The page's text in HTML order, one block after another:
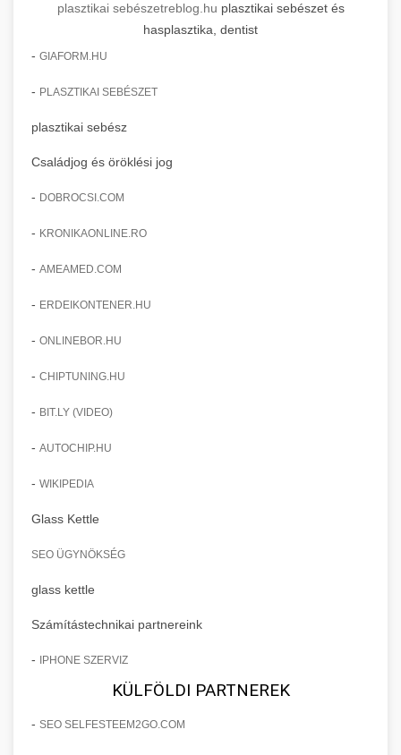
plasztikai sebészetreblog.hu plasztikai sebészet és
hasplasztika, dentist
- GIAFORM.HU
- PLASZTIKAI SEBÉSZET
plasztikai sebész
Családjog és öröklési jog
- DOBROCSI.COM
- KRONIKAONLINE.RO
- AMEAMED.COM
- ERDEIKONTENER.HU
- ONLINEBOR.HU
- CHIPTUNING.HU
- BIT.LY (VIDEO)
- AUTOCHIP.HU
- WIKIPEDIA
Glass Kettle
SEO ÜGYNÖKSÉG
glass kettle
Számítástechnikai partnereink
- IPHONE SZERVIZ
KÜLFÖLDI PARTNEREK
- SEO SELFESTEEM2GO.COM